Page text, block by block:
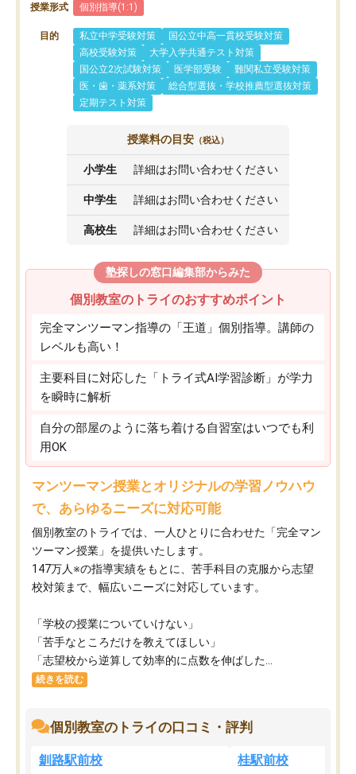
授業形式 個別指導(1:1)
目的 私立中学受験対策
国公立中高一貫校受験対策
高校受験対策
大学入学共通テスト対策
国公立2次試験対策
医学部受験
難関私立受験対策
医・歯・薬系対策
総合型選抜・学校推薦型選抜対策
定期テスト対策
授業料の目安 （税込）
小学生 詳細はお問い合わせください
中学生 詳細はお問い合わせください
高校生 詳細はお問い合わせください
塾探しの窓口編集部からみた
個別教室のトライのおすすめポイント
完全マンツーマン指導の「王道」個別指導。講師の
レベルも高い！
主要科目に対応した「トライ式AI学習診断」が学力
を瞬時に解析
自分の部屋のように落ち着ける自習室はいつでも利
用OK
マンツーマン授業とオリジナルの学習ノウハウ
で、あらゆるニーズに対応可能
個別教室のトライでは、一人ひとりに合わせた「完全マン
ツーマン授業」を提供いたします。​
147万人※の指導実績をもとに、苦手科目の克服から志望
校対策まで、幅広いニーズに対応しています。​
「学校の授業についていけない」​
「苦手なところだけを教えてほしい」​
「志望校から逆算して効率的に点数を伸ばした...
続きを読む
個別教室のトライの口コミ・評判
釧路駅前校 桂駅前校